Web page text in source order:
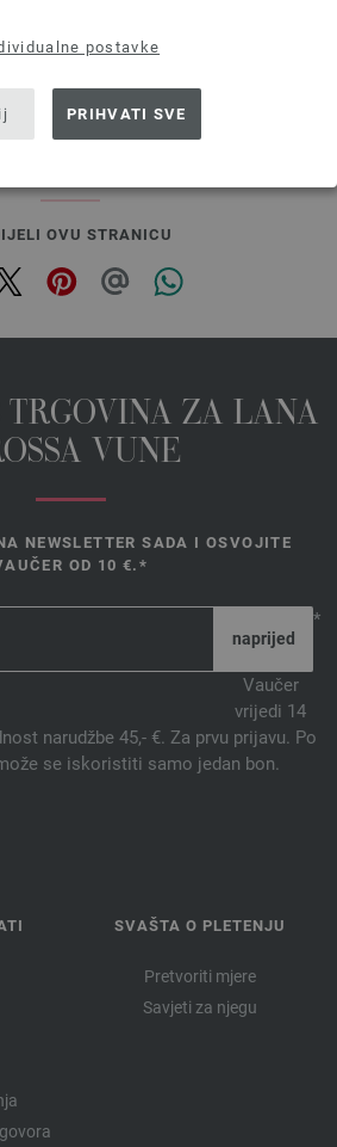
postavke
PRIHVATI SVE
za dostavu, Osnovna cijena:
prev next
OVU STRANICU
ZA LANA
VUNE
NEWSLETTER SADA I OSVOJITE
OD 10 €.*
*
Vaučer
vrijedi 14
narudžbe 45,- €. Za prvu prijavu. Po
se iskoristiti samo jedan bon.
SVAŠTA O PLETENJU
Pretvoriti mjere
Savjeti za njegu